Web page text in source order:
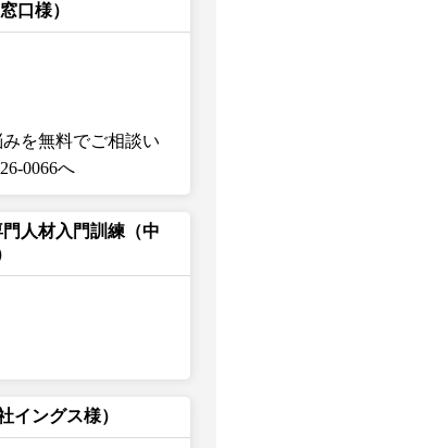
口様）
を無料でご相談い
0066へ
人材入門訓練（中
イングス様）